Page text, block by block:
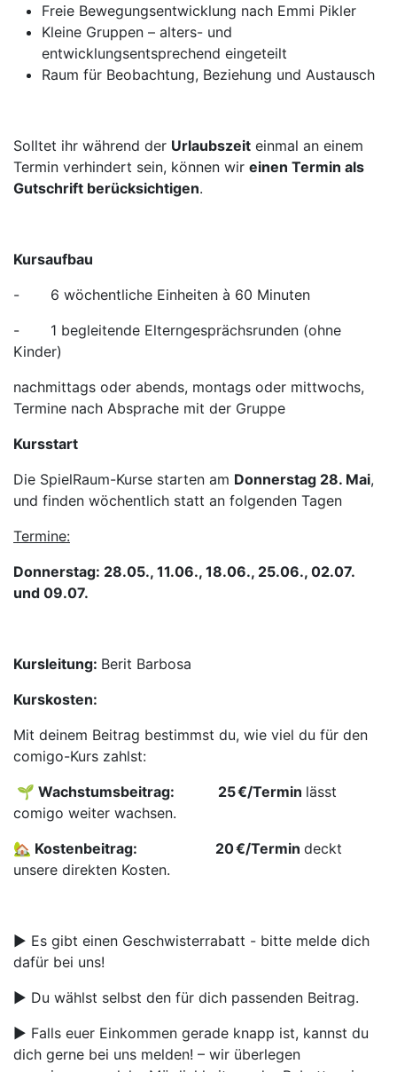
Freie Bewegungsentwicklung nach Emmi Pikler
Kleine Gruppen – alters- und
entwicklungsentsprechend eingeteilt
Raum für Beobachtung, Beziehung und Austausch
Solltet ihr während der Urlaubszeit einmal an einem
Termin verhindert sein, können wir einen Termin als
Gutschrift berücksichtigen.
Kursaufbau
- 6 wöchentliche Einheiten à 60 Minuten
- 1 begleitende Elterngesprächsrunden (ohne
Kinder)
nachmittags oder abends, montags oder mittwochs,
Termine nach Absprache mit der Gruppe
Kursstart
Die SpielRaum-Kurse starten am Donnerstag 28. Mai,
und finden wöchentlich statt an folgenden Tagen
Termine:
Donnerstag: 28.05., 11.06., 18.06., 25.06., 02.07.
und 09.07.
Kursleitung: Berit Barbosa
Kurskosten:
Mit deinem Beitrag bestimmst du, wie viel du für den
comigo-Kurs zahlst:
🌱 Wachstumsbeitrag: ​ ​
​25 €/Termin lässt
comigo weiter wachsen.
🏡 Kostenbeitrag:
​20 €/Termindeckt
unsere direkten Kosten.
▶️ Es gibt einen Geschwisterrabatt - bitte melde dich
dafür bei uns!
▶️ Du wählst selbst den für dich passenden Beitrag.
▶️ Falls euer Einkommen gerade knapp ist, kannst du
dich gerne bei uns melden! – wir überlegen